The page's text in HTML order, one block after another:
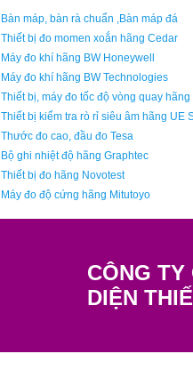
Bàn máp, bàn rà chuẩn ,Bàn máp đá
Thiết bị đo momen xoắn hãng Cedar
Máy đo khí hãng BW Honeywell
Máy đo khí hãng BW Technologies
Thiết bị, máy đo tốc độ vòng quay
Thiết bị kiểm tra rò rỉ siêu âm hãng UE
Thước đo cao, đầu đo Tesa
Bộ ghi nhiệt độ hãng Graphtec
Thiết bị đo hãng Novotest
Máy đo độ cứng hãng Mitutoyo
CÔNG
DIỆN